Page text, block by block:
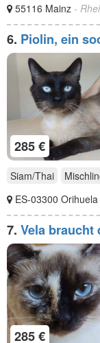
55116 Mainz -
6. Piolin, ein
sein neues
285 €
Siam/Thai
ES-03300 Orihuela
7. Vela braucht
Zuhause
285 €